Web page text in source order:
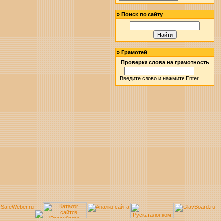
»Поиск по сайту
»Грамотей
Проверка слова на грамотность
Введите слово и нажмите Enter